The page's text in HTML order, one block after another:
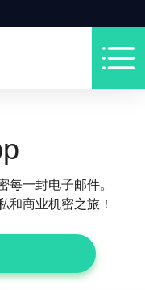
每一封电子邮件。
和商业机密之旅！